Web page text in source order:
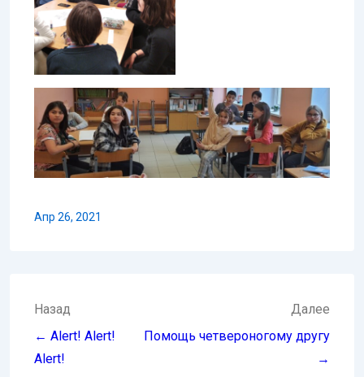
Апр 26, 2021
Навигация
по
записям
Назад
← Alert! Alert!
Alert!
Далее
Помощь четвероногому другу
→